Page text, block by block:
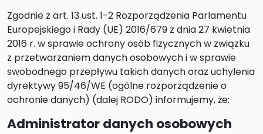
Zgodnie z art. 13 ust. 1-2 Rozporządzenia Parlamentu
Europejskiego i Rady (UE) 2016/679 z dnia 27 kwietnia
2016 r. w sprawie ochrony osób fizycznych w związku
z przetwarzaniem danych osobowych i w sprawie
swobodnego przepływu takich danych oraz uchylenia
dyrektywy 95/46/WE (ogólne rozporządzenie o
ochronie danych) (dalej RODO) informujemy, że:
Administrator danych osobowych